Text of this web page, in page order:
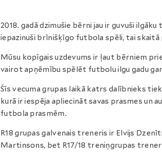
2018. gadā dzimušie bērni jau ir guvuši
iepazinuši brīnišķīgo futbola spēli, tai skaitā
Mūsu kopīgais uzdevums ir ļaut bērniem
vairot apņēmību spēlēt futbolu ilgu gadu
Šīs vecuma grupas laikā katrs dalībnieks
kurā ir iespēja apliecināt savas prasmes un
futbola prasmēm.
R18 grupas galvenais treneris ir Elvijs
Martinsons, bet R17/18 treniņgrupas